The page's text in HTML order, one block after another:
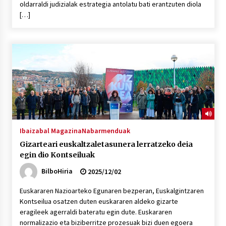
Larunbatean Plentziako Itsas Martxa ospatuko
da
2026/07/07
LIBURUEN ERREPUBLIKA TXIKIA: Hiragana akats
isil batekin dator beti
Uribitarte40 aretoan
SOINUGELA: Paul McCartney eta Ringo Starr-en
lan berriak
oldarraldi judizialak estrategia antolatu bati erantzuten diola
[…]
Ibaizabal MagazinaNabarmenduak
Gizarteari euskaltzaletasunera lerratzeko deia
egin dio Kontseiluak
BilboHiria
2025/12/02
Euskararen Nazioarteko Egunaren bezperan, Euskalgintzaren
Kontseilua osatzen duten euskararen aldeko gizarte
eragileek agerraldi bateratu egin dute. Euskararen
normalizazio eta biziberritze prozesuak bizi duen egoera